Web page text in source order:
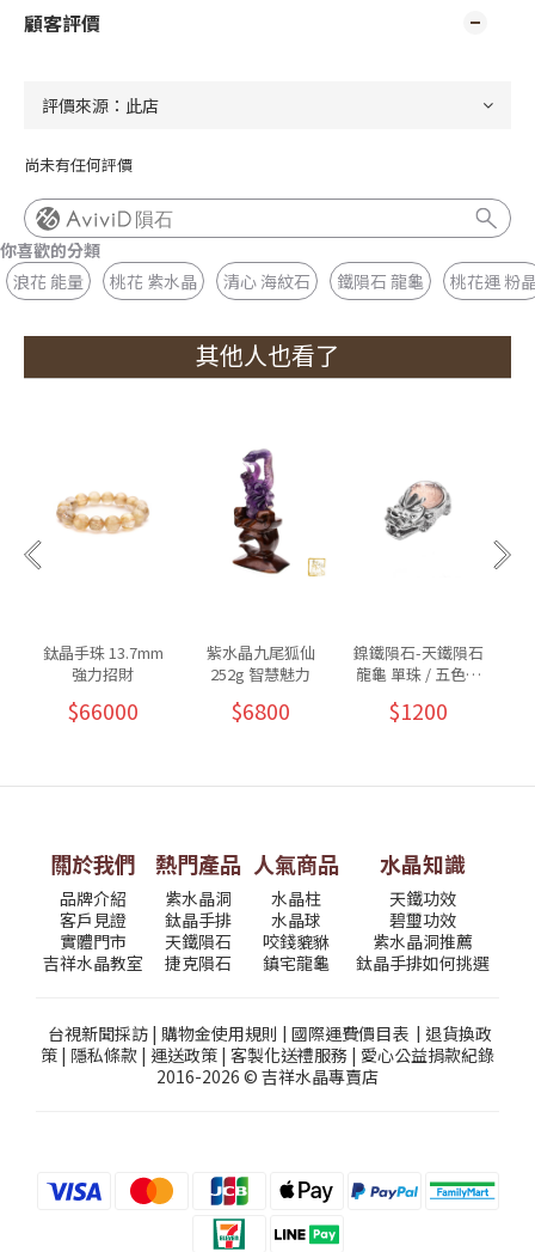
顧客評價
尚未有任何評價
隕石
你喜歡的分類
浪花 能量
桃花 紫水晶 清心 海紋石 鐵隕石 龍龜 桃花運 粉
其他人也看了
鈦晶手珠 13.7mm
強力招財
$66000
紫水晶九尾狐仙
252g 智慧魅力
$6800
鎳鐵隕石-天鐵隕石
龍龜 單珠 / 五色可
$1200
關於我們
品牌介紹
客戶見證
實體門市
吉祥水晶教室
熱門產品
紫水晶洞
鈦晶手排
天鐵隕石
捷克隕石
人氣商品
水晶柱
水晶球
咬錢貔貅
鎮宅龍龜
水晶知識
天鐵功效
碧璽功效
紫水晶洞推薦
鈦晶手排如何挑選
台視新聞採訪| 購物金使用規則 | 國際運費價目表| 退貨換政
策 | 隱私條款 | 運送政策 | 客製化送禮服務 | 愛心公益捐款紀錄
2016-2026 © 吉祥水晶專賣店